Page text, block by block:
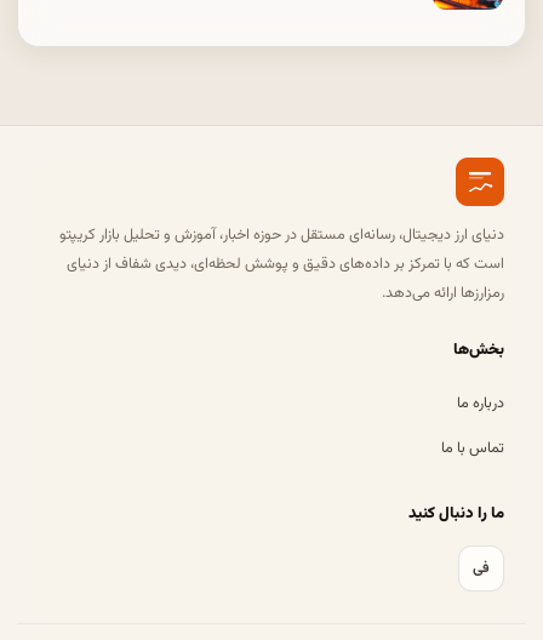
دنیای ارز دیجیتال، رسانه‌ای مستقل در حوزه اخبار، آموزش و تحلیل بازار کریپتو
است که با تمرکز بر داده‌های دقیق و پوشش لحظه‌ای، دیدی شفاف از دنیای
رمزارزها ارائه می‌دهد.
بخش‌ها
درباره ما
تماس با ما
ما را دنبال کنید
فی